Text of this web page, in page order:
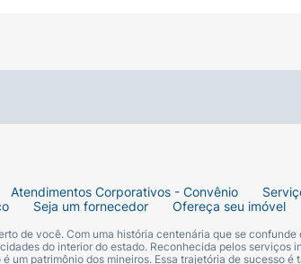
colaterais, mas isso não significa que
(entre 1% e 10% dos pacientes) são
pacientes), Allegra Pediátrico 6 mg/ml
Atendimentos Corporativos - Convênio
Seja um fornecedor Ofereça seu imóvel
de você. Com uma história centenária que se
do interior do estado. Reconhecida pelos serviços
um patrimônio dos mineiros. Essa trajetória de sucesso é